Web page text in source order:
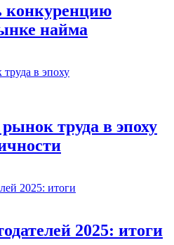
конкуренцию
найма
труда в эпоху
2025: итоги